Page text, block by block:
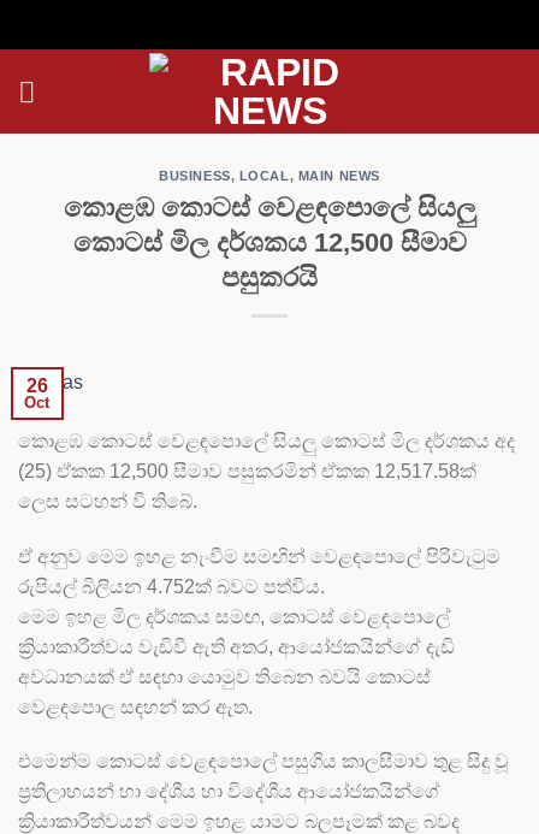
BUSINESS, LOCAL, MAIN NEWS
කොළඹ කොටස් වෙළඳපොලේ සියලු
කොටස් මිල දර්ශකය 12,500 සීමාව
පසුකරයි
26
Oct
කොළඹ කොටස් වෙළඳපොලේ සියලු කොටස් මිල දර්ශකය අද
(25) ඒකක 12,500 සීමාව පසුකරමින් ඒකක 12,517.58ක්
ලෙස සටහන් වී තිබේ.
ඒ අනුව මෙම ඉහළ නැංවීම සමඟින් වෙළඳපොලේ පිරිවැටුම
රුපියල් බිලියන 4.752ක් බවට පත්විය.
මෙම ඉහළ මිල දර්ශකය සමඟ, කොටස් වෙළඳපොලේ
ක්‍රියාකාරීත්වය වැඩිවී ඇති අතර, ආයෝජකයින්ගේ දැඩි
අවධානයක් ඒ සඳහා යොමුව තිබෙන බවයි කොටස්
වෙළඳපොල සඳහන් කර ඇත.
එමෙන්ම කොටස් වෙළඳපොලේ පසුගිය කාලසීමාව තුළ සිදු වූ
ප්‍රතිලාභයන් හා දේශීය හා විදේශීය ආයෝජකයින්ගේ
ක්‍රියාකාරීත්වයන් මෙම ඉහළ යාමට බලපෑමක් කළ බවද